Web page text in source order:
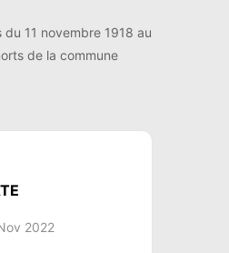
du 11 novembre 1918 au
de la commune
2022